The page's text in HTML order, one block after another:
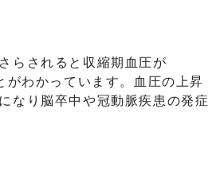
らされると収縮期血圧が
がわかっています。血圧の上昇
なり脳卒中や冠動脈疾患の発症